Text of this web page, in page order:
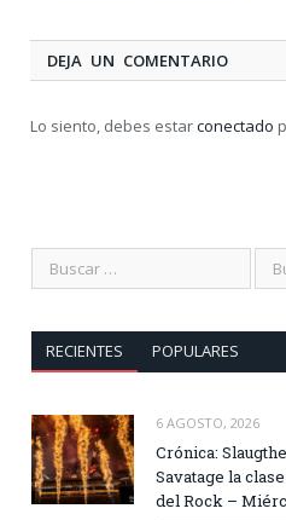
DEJA UN COMENTARIO
Lo siento, debes estarconectado
RECIENTES POPULARES
6 AGOSTO, 2026
Crónica:
Savatage la
del Rock –